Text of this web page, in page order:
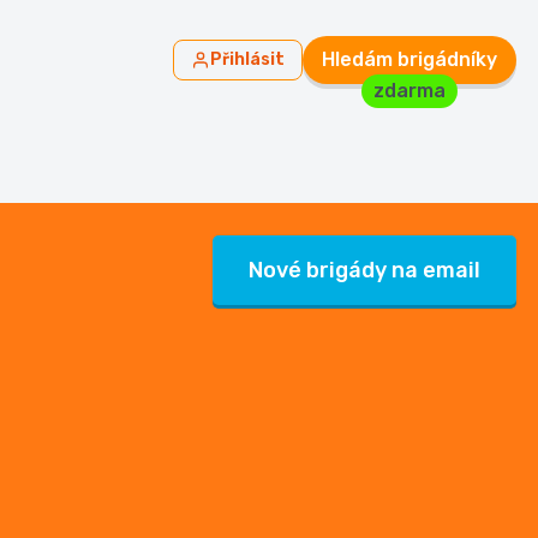
Přihlásit
Hledám brigádníky
zdarma
Nové brigády na email